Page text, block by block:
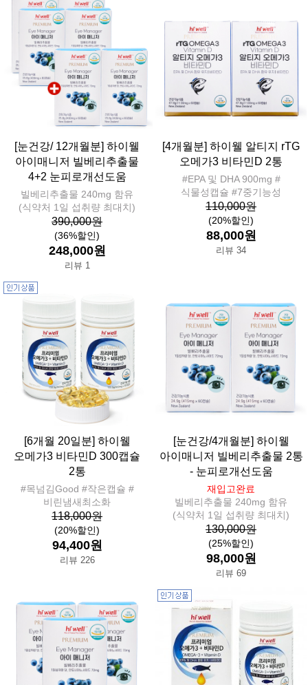
[눈건강/ 12개월분] 하이웰
아이매니저 빌베리추출물
4+2 눈피로개선도움
빌베리추출물 240mg 함유
(식약처 1일 섭취량 최대치)
390,000원
(36%할인)
248,000원
리뷰 1
[4개월분] 하이웰 알티지 rTG
오메가3 비타민D 2통
#EPA 및 DHA 900mg #
식물성캡슐 #7중기능성
110,000원
(20%할인)
88,000원
리뷰 34
[6개월 20일분] 하이웰
오메가3 비타민D 300캡슐
2통
#목넘김Good #작은캡슐 #
비린냄새최소화
118,000원
(20%할인)
94,400원
리뷰 226
[눈건강/4개월분] 하이웰
아이매니저 빌베리추출물 2통
- 눈피로개선도움
재입고완료
빌베리추출물 240mg 함유
(식약처 1일 섭취량 최대치)
130,000원
(25%할인)
98,000원
리뷰 69